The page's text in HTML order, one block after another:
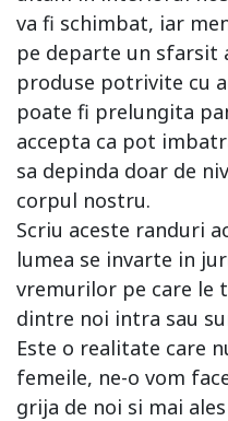
va fi schimbat, iar
pe departe un sfarsit
produse potrivite cu
poate fi prelungita
accepta ca pot
sa depinda doar de
corpul nostru.
Scriu aceste randuri
lumea se invarte in
vremurilor pe care le
dintre noi intra sau
Este o realitate care
femeile, ne-o vom
grija de noi si mai